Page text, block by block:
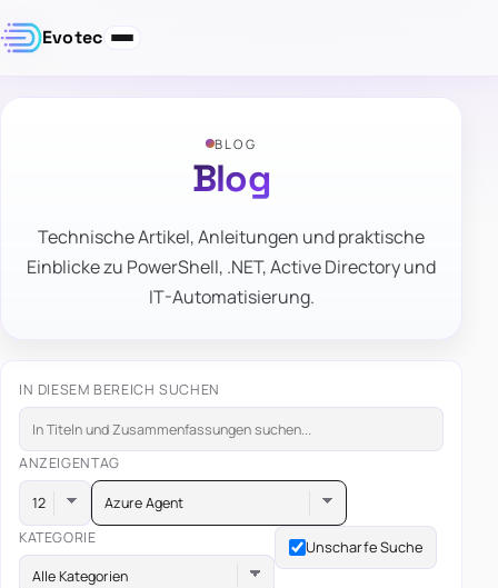
Evotec
BLOG
Blog
Technische Artikel, Anleitungen und praktische
Einblicke zu PowerShell, .NET, Active Directory und
IT-Automatisierung.
IN DIESEM BEREICH SUCHEN
ANZEIGENTAG
Azure Agent
KATEGORIE
Alle Kategorien
Unscharfe Suche